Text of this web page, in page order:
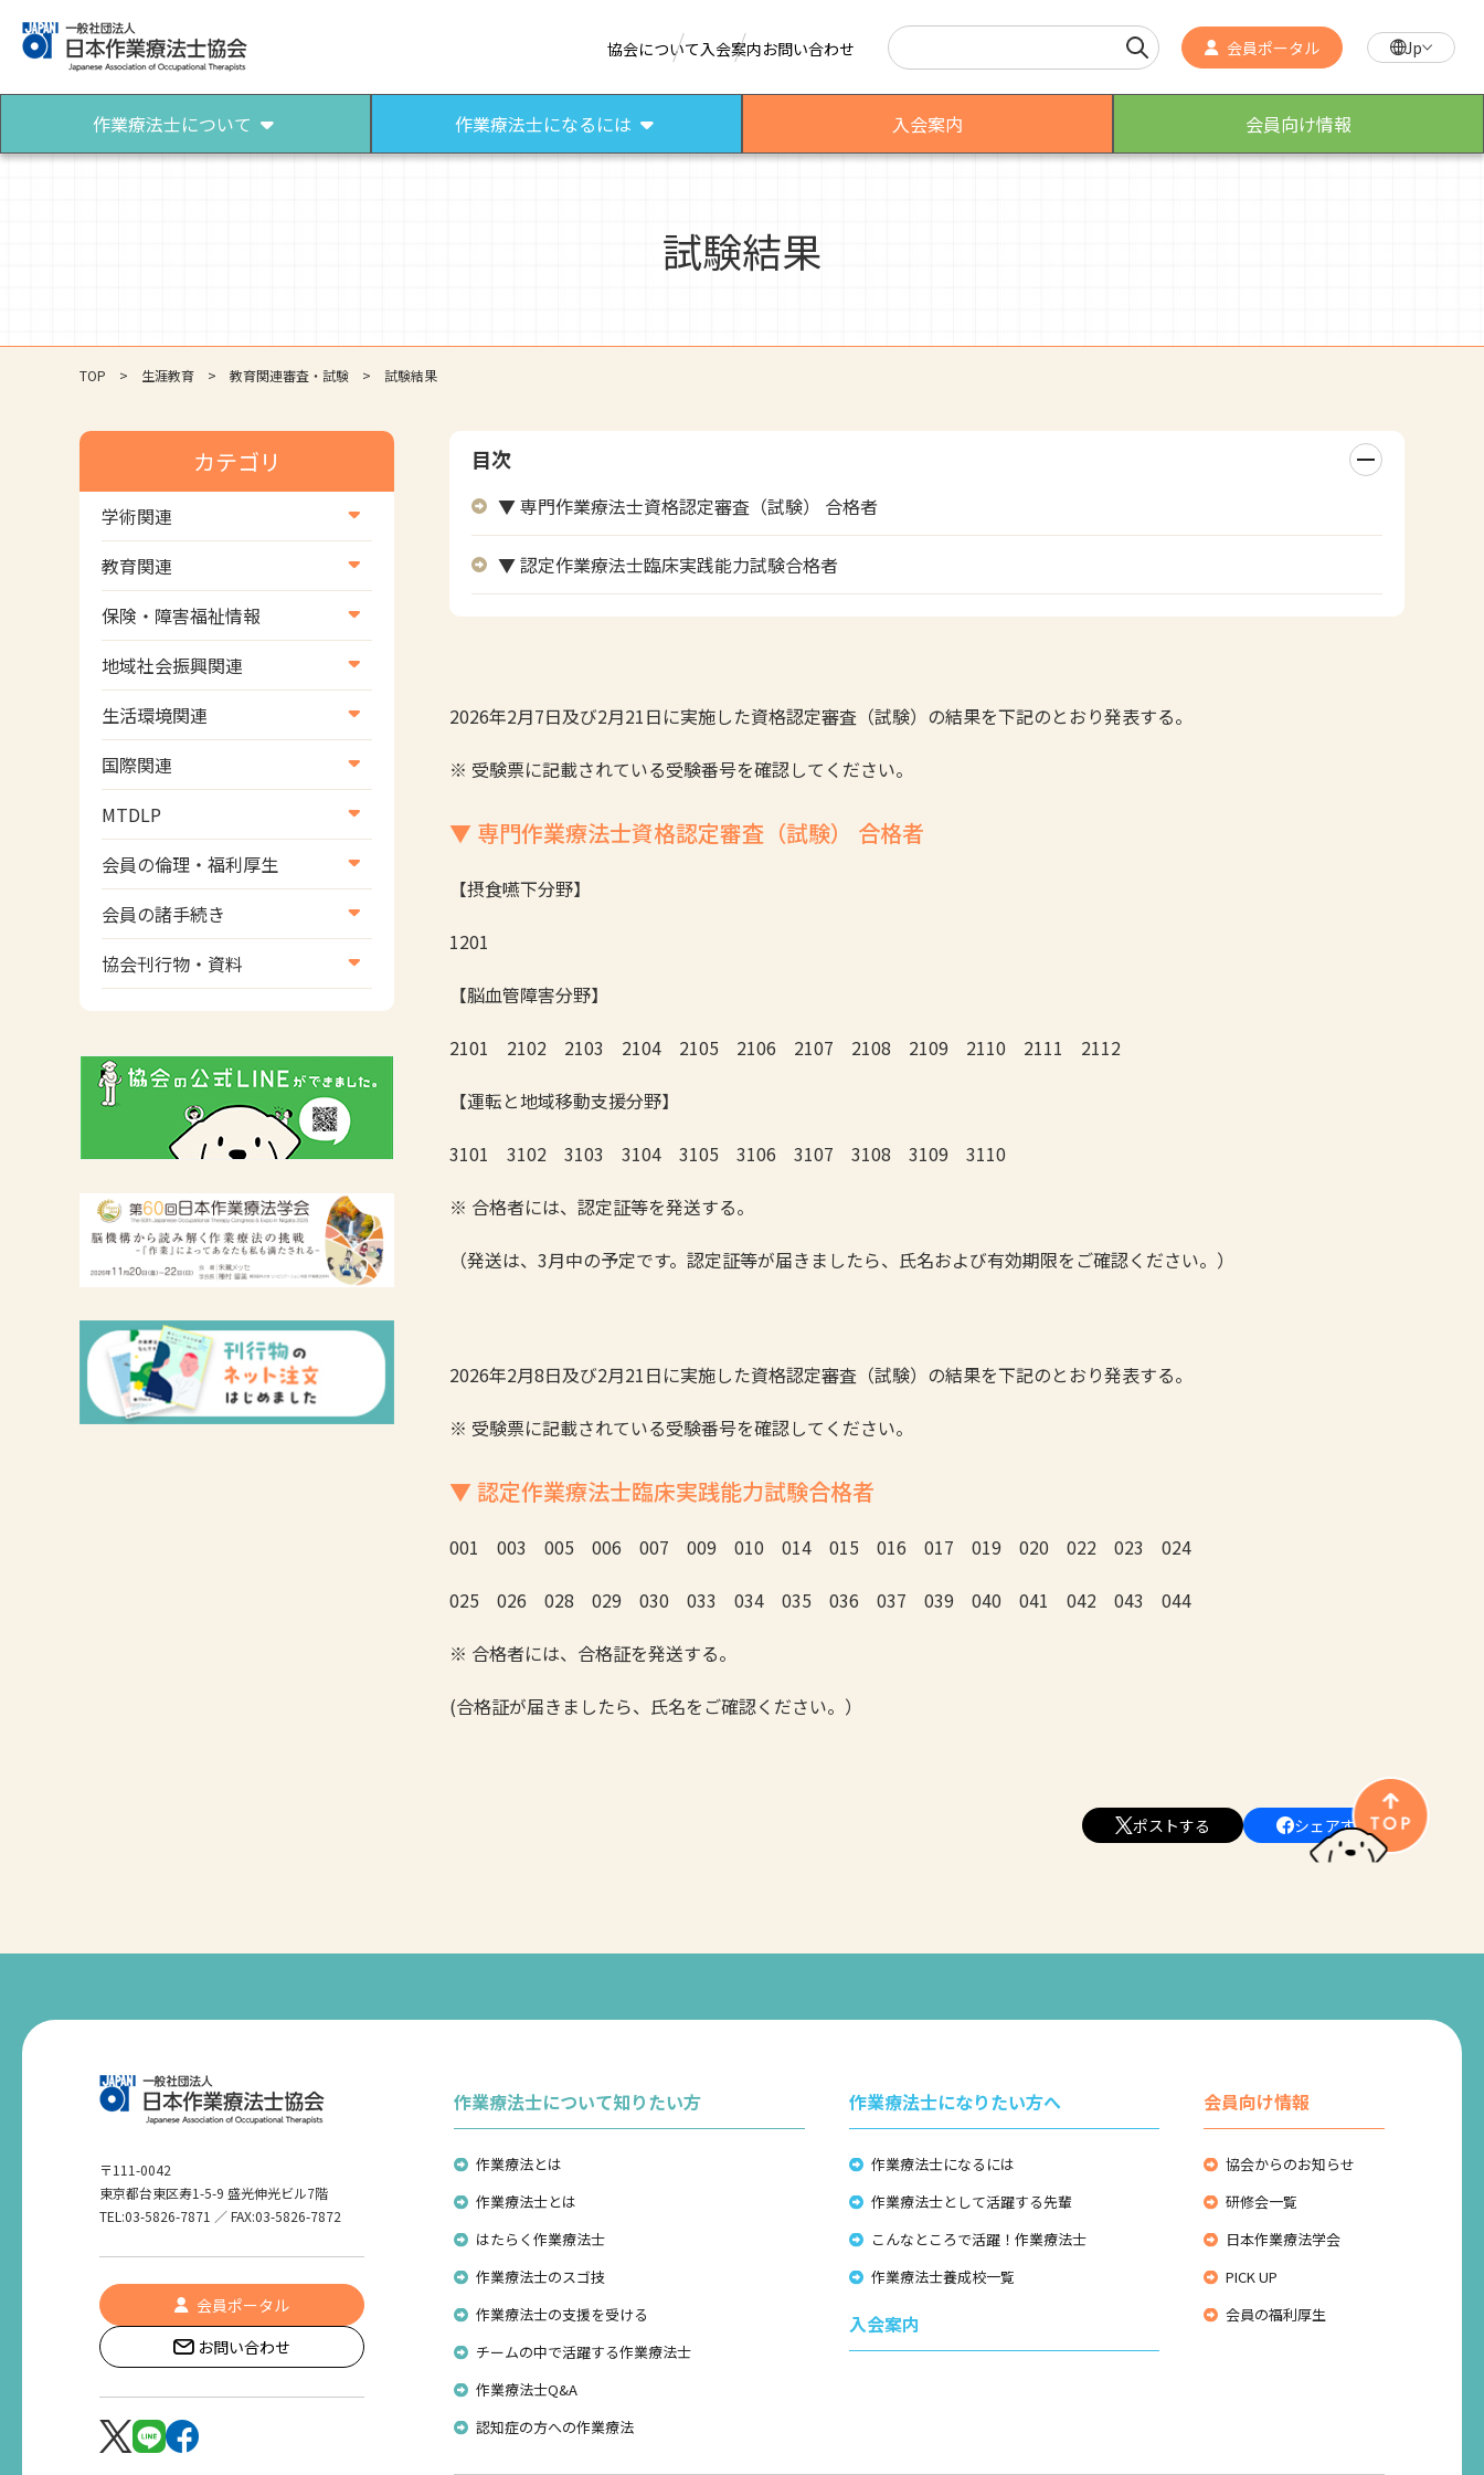
協会について 入会案内お問い合わせ 検索 会員ポータル Jp
作業療法士について
パンフレット（作業療法）
作業療法士になるには 入会案内 会員向け情報
試験結果
TOP 生涯教育 教育関連審査・試験 試験結果
目次
▼ 専門作業療法士資格認定審査（試験） 合格者
▼ 認定作業療法士臨床実践能力試験合格者
2026年2月7日及び2月21日に実施した資格認定審査（試験）の結果を下記のとおり発表する。
※ 受験票に記載されている受験番号を確認してください。
▼ 専門作業療法士資格認定審査（試験） 合格者
【摂食嚥下分野】
1201
【脳血管障害分野】
2101 2102 2103 2104 2105 2106 2107 2108 2109 2110 2111 2112
【運転と地域移動支援分野】
3101 3102 3103 3104 3105 3106 3107 3108 3109 3110
※ 合格者には、認定証等を発送する。
（発送は、3月中の予定です。認定証等が届きましたら、氏名および有効期限をご確認ください。）
2026年2月8日及び2月21日に実施した資格認定審査（試験）の結果を下記のとおり発表する。
※ 受験票に記載されている受験番号を確認してください。
▼ 認定作業療法士臨床実践能力試験合格者
001 003 005 006 007 009 010 014 015 016 017 019 020 022 023 024
025 026 028 029 030 033 034 035 036 037 039 040 041 042 043 044
※ 合格者には、合格証を発送する。
(合格証が届きましたら、氏名をご確認ください。）
ポストする シェアする
カテゴリ
学術関連
学術・研究
学会
学術誌
教育関連
養成教育
生涯教育
研修会
協会認定資格試験・審査会情
報
保険・障害福祉情報
医療保険情報
介護保険情報
児童福祉・障害福祉情報
地域社会振興関連
地域社会振興部地域事業支援
課【認知症対策班】
地域社会振興部地域事業支援
課【地域包括ケア推進班】
地域社会振興部地域事業支援
課【運転と地域移動推進班】
スポーツ振興関連
災害対策関連
生活環境関連
生活環境・福祉用具支援
国際関連
国際関連
WFOT等海外関連情報
MTDLP
MTDLP室
会員の倫理・福利厚生
会員向け団体保険のご案内
女性相談窓口
倫理関連情報
会員の諸手続き
会員の諸手続き
協会刊行物・資料
広報活動について
〒111-0042
東京都台東区寿1-5-9 盛光伸光ビル7階
TEL:03-5826-7871 ／ FAX:03-5826-7872
会員ポータル
お問い合わせ
作業療法士について知りたい方
作業療法とは
作業療法士とは
はたらく作業療法士
作業療法士のスゴ技
作業療法士の支援を受ける
チームの中で活躍する作業療法士
作業療法士Q&A
認知症の方への作業療法
作業療法士になりたい方へ
作業療法士になるには
作業療法士として活躍する先輩
こんなところで活躍！作業療法士
作業療法士養成校一覧
入会案内
会員向け情報
協会からのお知らせ
研修会一覧
日本作業療法学会
PICK UP
会員の福利厚生